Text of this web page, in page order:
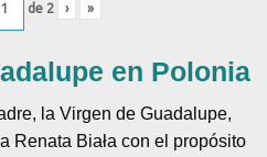
de 2 › »
en Polonia
la Virgen de Guadalupe,
Renata Biała con el propósito